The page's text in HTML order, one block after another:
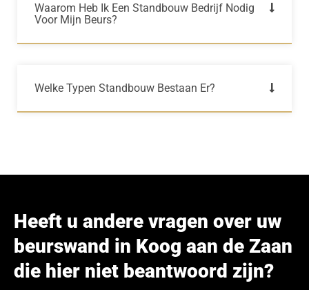
Waarom Heb Ik Een Standbouw Bedrijf Nodig
Voor Mijn Beurs?
Welke Typen Standbouw Bestaan Er?
Heeft u andere vragen over uw
beurswand in Koog aan de Zaan
die hier niet beantwoord zijn?